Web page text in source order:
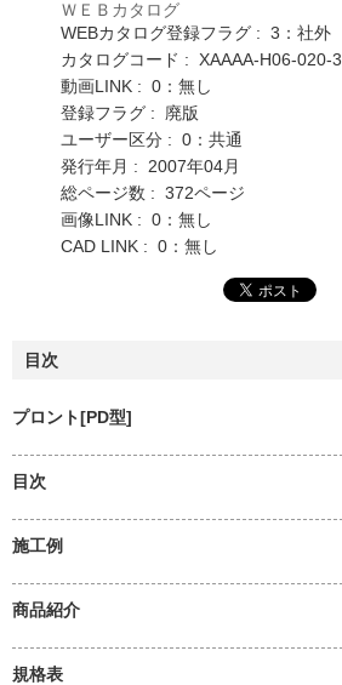
ＷＥＢカタログ
WEBカタログ登録フラグ : 3：社外
カタログコード : XAAAA-H06-020-3
動画LINK : 0：無し
登録フラグ : 廃版
ユーザー区分 : 0：共通
発行年月 : 2007年04月
総ページ数 : 372ページ
画像LINK : 0：無し
CAD LINK : 0：無し
目次
プロント[PD型]
目次
施工例
商品紹介
規格表